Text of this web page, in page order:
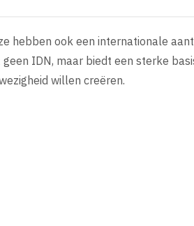
hebben ook een internationale
IDN, maar biedt een sterke
willen creëren.